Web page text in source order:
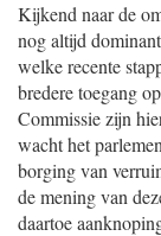
Kijkend naar de
nog altijd
welke recente
bredere toegang
Commissie zijn
wacht het
borging van
de mening van
daartoe